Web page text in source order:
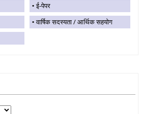
ई-पेपर
वार्षिक सदस्यता / आर्थिक सहयोग